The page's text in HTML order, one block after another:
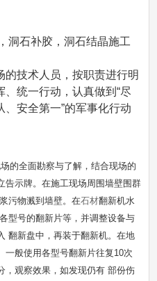
洞石补胶，洞石结晶施工
技术人员，按职责进行明
统一行动，认真做到“尽
安全第一”的军事化行动
的全面勘察与了解，结合现场的
告示牌。在施工现场周围墙壁围群
污物溅到墙壁。在石材翻新机水
型号的翻新片等，并调整设备与
翻新盘中，再装于翻新机。在地
一般使用各型号翻新片往复10次
，观察效果，如发现仍有 部份伤